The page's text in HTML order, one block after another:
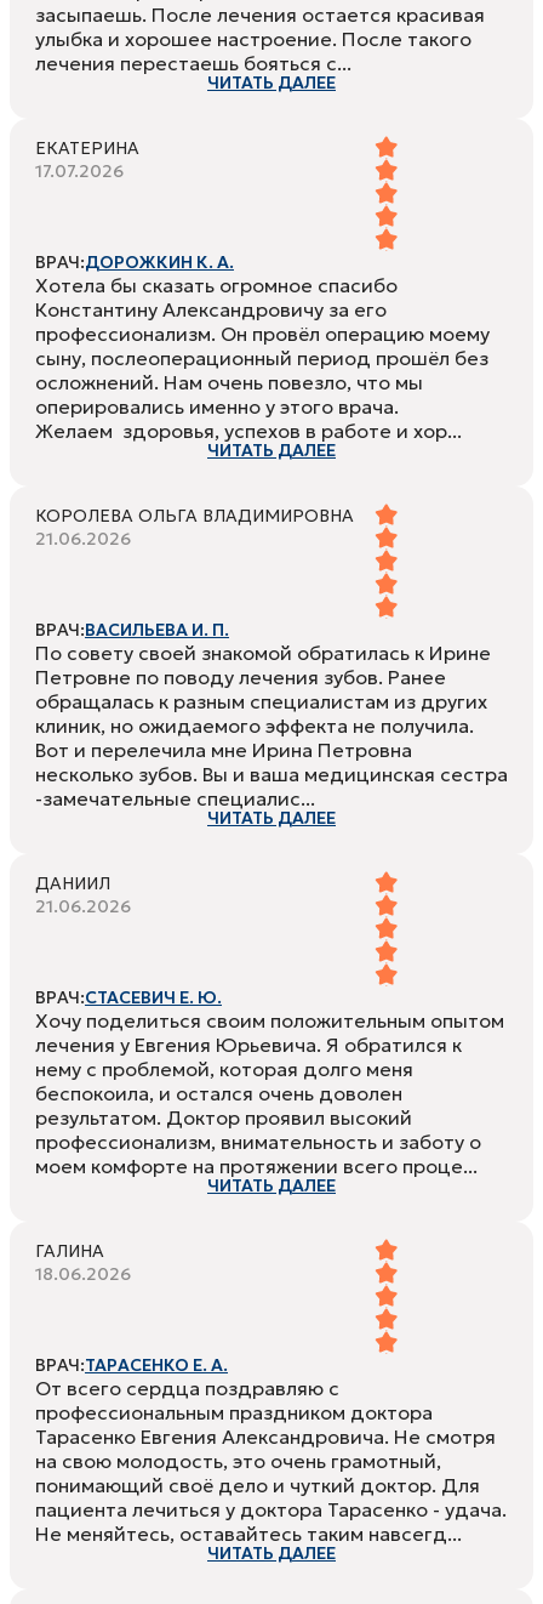
засыпаешь. После лечения остается красивая
улыбка и хорошее настроение. После такого
лечения перестаешь бояться с...
ЧИТАТЬ ДАЛЕЕ
ЕКАТЕРИНА
17.07.2026
ВРАЧ:ДОРОЖКИН К. А.
Хотела бы сказать огромное спасибо
Константину Александровичу за его
профессионализм. Он провёл операцию моему
сыну, послеоперационный период прошёл без
осложнений. Нам очень повезло, что мы
оперировались именно у этого врача.
Желаем здоровья, успехов в работе и хор...
ЧИТАТЬ ДАЛЕЕ
КОРОЛЕВА ОЛЬГА ВЛАДИМИРОВНА
21.06.2026
ВРАЧ:ВАСИЛЬЕВА И. П.
По совету своей знакомой обратилась к Ирине
Петровне по поводу лечения зубов. Ранее
обращалась к разным специалистам из других
клиник, но ожидаемого эффекта не получила.
Вот и перелечила мне Ирина Петровна
несколько зубов. Вы и ваша медицинская сестра
-замечательные специалис...
ЧИТАТЬ ДАЛЕЕ
ДАНИИЛ
21.06.2026
ВРАЧ:СТАСЕВИЧ Е. Ю.
Хочу поделиться своим положительным опытом
лечения у Евгения Юрьевича. Я обратился к
нему с проблемой, которая долго меня
беспокоила, и остался очень доволен
результатом. Доктор проявил высокий
профессионализм, внимательность и заботу о
моем комфорте на протяжении всего проце...
ЧИТАТЬ ДАЛЕЕ
ГАЛИНА
18.06.2026
ВРАЧ:ТАРАСЕНКО Е. А.
От всего сердца поздравляю с
профессиональным праздником доктора
Тарасенко Евгения Александровича. Не смотря
на свою молодость, это очень грамотный,
понимающий своё дело и чуткий доктор. Для
пациента лечиться у доктора Тарасенко - удача.
Не меняйтесь, оставайтесь таким навсегд...
ЧИТАТЬ ДАЛЕЕ